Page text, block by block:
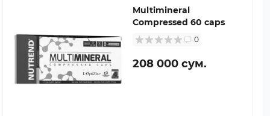
Multimineral
Compressed 60 caps
0
208 000 сум.